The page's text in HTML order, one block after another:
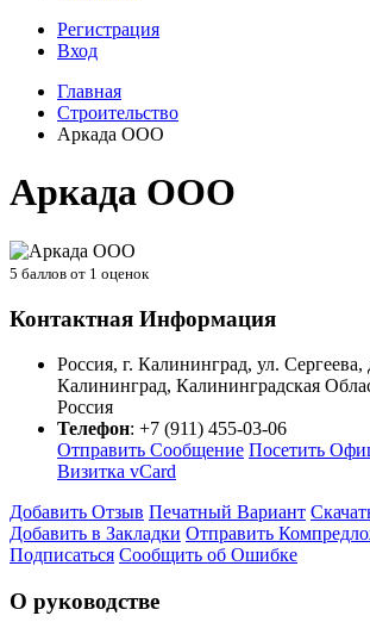
Регистрация
Вход
Главная
Строительство
Аркада ООО
Аркада ООО
5 баллов от 1 оценок
Контактная Информация
Россия, г. Калининград, ул. Сергеева,
Калининград, Калининградская
Россия
Телефон: +7 (911) 455-03-06
Отправить Сообщение Посетить
Визитка vCard
Добавить Отзыв Печатный Вариант
Добавить в Закладки Отправить
Подписаться Сообщить об Ошибке
О руководстве